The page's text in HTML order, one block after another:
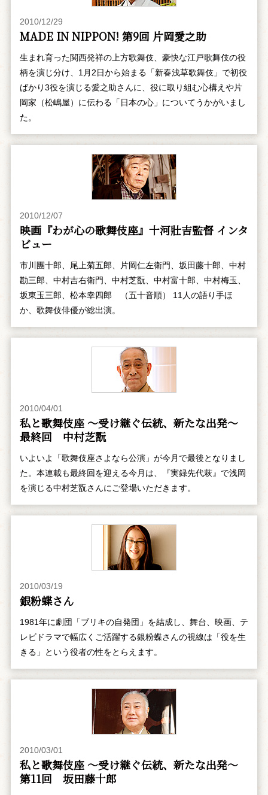
2010/12/29
MADE IN NIPPON! 第9回 片岡愛之助
生まれ育った関西発祥の上方歌舞伎、豪快な江戸歌舞伎の役
柄を演じ分け、1月2日から始まる「新春浅草歌舞伎」で初役
ばかり3役を演じる愛之助さんに、役に取り組む心構えや片
岡家（松嶋屋）に伝わる「日本の心」についてうかがいまし
た。
2010/12/07
映画『わが心の歌舞伎座』十河壯吉監督 インタ
ビュー
市川團十郎、尾上菊五郎、片岡仁左衛門、坂田藤十郎、中村
勘三郎、中村吉右衛門、中村芝翫、中村富十郎、中村梅玉、
坂東玉三郎、松本幸四郎 （五十音順） 11人の語り手ほ
か、歌舞伎俳優が総出演。
2010/04/01
私と歌舞伎座 ～受け継ぐ伝統、新たな出発～
最終回 中村芝翫
いよいよ「歌舞伎座さよなら公演」が今月で最後となりまし
た。本連載も最終回を迎える今月は、『実録先代萩』で浅岡
を演じる中村芝翫さんにご登場いただきます。
2010/03/19
銀粉蝶さん
1981年に劇団「ブリキの自発団」を結成し、舞台、映画、テ
レビドラマで幅広くご活躍する銀粉蝶さんの視線は「役を生
きる」という役者の性をとらえます。
2010/03/01
私と歌舞伎座 ～受け継ぐ伝統、新たな出発～
第11回 坂田藤十郎